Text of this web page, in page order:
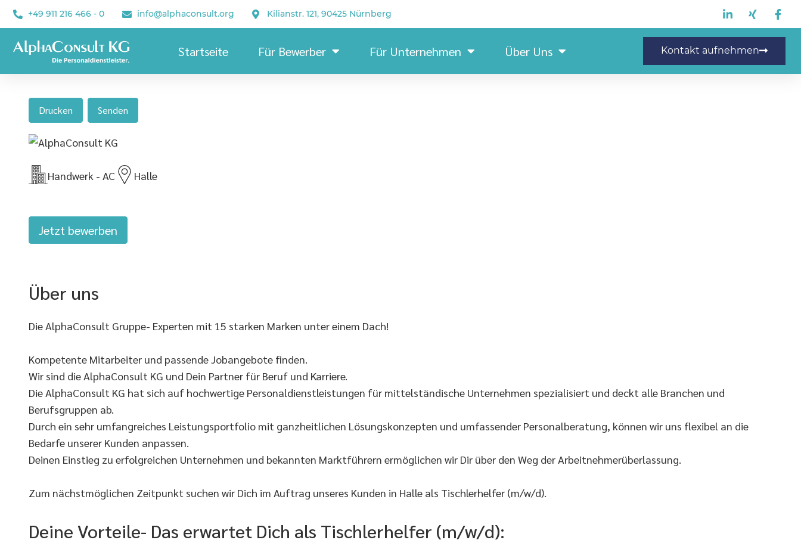
+49 911 216 466 - 0 info@alphaconsult.org Kilianstr. 121, 90425 Nürnberg
Startseite Für Bewerber Für Unternehmen Über Uns Kontakt aufnehmen
Drucken Senden
Handwerk - AC Halle
Jetzt bewerben
Über uns
Die AlphaConsult Gruppe- Experten mit 15 starken Marken unter einem Dach!
Kompetente Mitarbeiter und passende Jobangebote finden.
Wir sind die AlphaConsult KG und Dein Partner für Beruf und Karriere.
Die AlphaConsult KG hat sich auf hochwertige Personaldienstleistungen für mittelständische Unternehmen spezialisiert und deckt alle Branchen und
Berufsgruppen ab.
Durch ein sehr umfangreiches Leistungsportfolio mit ganzheitlichen Lösungskonzepten und umfassender Personalberatung, können wir uns flexibel an die
Bedarfe unserer Kunden anpassen.
Deinen Einstieg zu erfolgreichen Unternehmen und bekannten Marktführern ermöglichen wir Dir über den Weg der Arbeitnehmerüberlassung.
Zum nächstmöglichen Zeitpunkt suchen wir Dich im Auftrag unseres Kunden in Halle als Tischlerhelfer (m/w/d).
Deine Vorteile- Das erwartet Dich als Tischlerhelfer (m/w/d):